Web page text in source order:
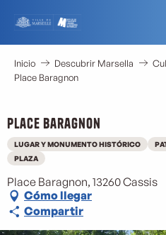
contenu
principal
Inicio Descubrir Marsella
Place Baragnon
Place Baragnon
LUGAR Y MONUMENTO HISTÓRICO
PLAZA
Place Baragnon, 13260 Cassis
Cómo llegar
Compartir